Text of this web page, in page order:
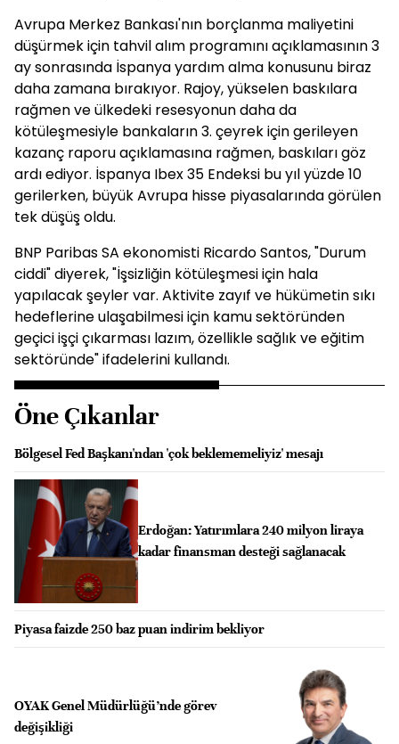
Avrupa Merkez Bankası'nın borçlanma maliyetini
düşürmek için tahvil alım programını açıklamasının 3
ay sonrasında İspanya yardım alma konusunu biraz
daha zamana bırakıyor. Rajoy, yükselen baskılara
rağmen ve ülkedeki resesyonun daha da
kötüleşmesiyle bankaların 3. çeyrek için gerileyen
kazanç raporu açıklamasına rağmen, baskıları göz
ardı ediyor. İspanya Ibex 35 Endeksi bu yıl yüzde 10
gerilerken, büyük Avrupa hisse piyasalarında görülen
tek düşüş oldu.
BNP Paribas SA ekonomisti Ricardo Santos, "Durum
ciddi" diyerek, "İşsizliğin kötüleşmesi için hala
yapılacak şeyler var. Aktivite zayıf ve hükümetin sıkı
hedeflerine ulaşabilmesi için kamu sektöründen
geçici işçi çıkarması lazım, özellikle sağlık ve eğitim
sektöründe" ifadelerini kullandı.
Öne Çıkanlar
Bölgesel Fed Başkanı'ndan 'çok beklememeliyiz' mesajı
Erdoğan: Yatırımlara 240 milyon liraya
kadar finansman desteği sağlanacak
Piyasa faizde 250 baz puan indirim bekliyor
OYAK Genel Müdürlüğü’nde görev
değişikliği